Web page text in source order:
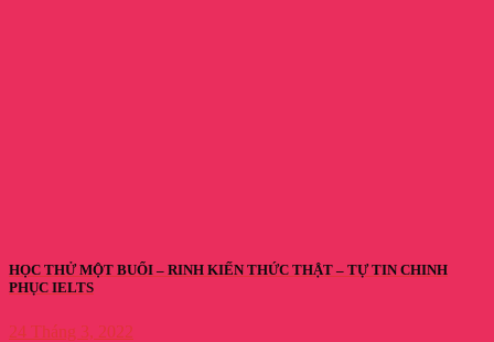
HỌC THỬ MỘT BUỔI – RINH KIẾN THỨC THẬT – TỰ TIN CHINH
PHỤC IELTS
24 Tháng 3, 2022